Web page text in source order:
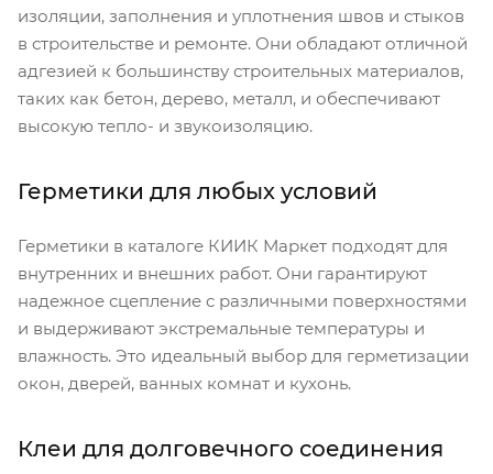
изоляции, заполнения и уплотнения швов и стыков
в строительстве и ремонте. Они обладают отличной
адгезией к большинству строительных материалов,
таких как бетон, дерево, металл, и обеспечивают
высокую тепло- и звукоизоляцию.
Герметики для любых условий
Герметики в каталоге КИИК Маркет подходят для
внутренних и внешних работ. Они гарантируют
надежное сцепление с различными поверхностями
и выдерживают экстремальные температуры и
влажность. Это идеальный выбор для герметизации
окон, дверей, ванных комнат и кухонь.
Клеи для долговечного соединения